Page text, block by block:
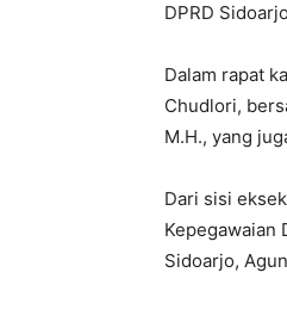
DPRD
Dalam rapat
Chudlori,
M.H., yang
Dari sisi
Kepegawaian
Sidoarjo,